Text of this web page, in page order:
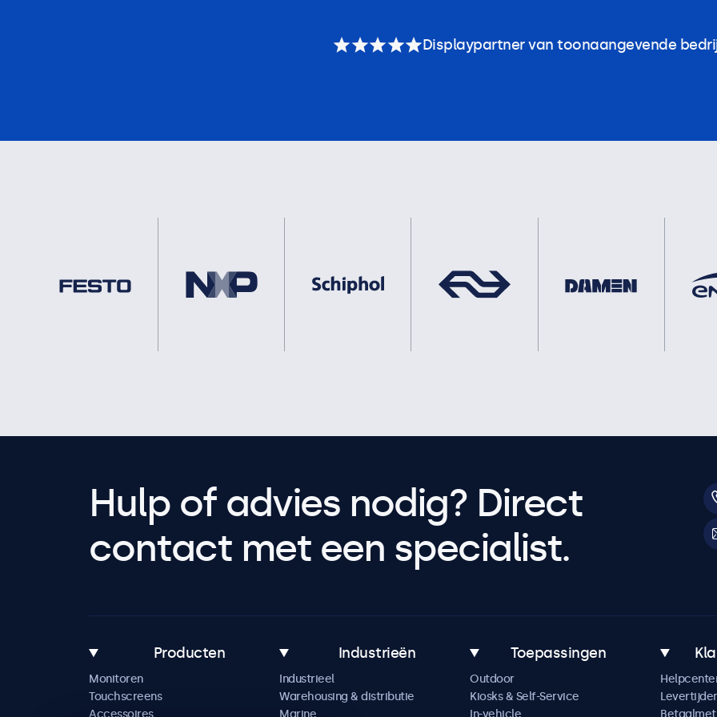
Displaypartner van toonaangevende
Hulp of advies nodig? Direct
contact met een specialist.
Producten
Monitoren
Touchscreens
Industrieën
Industrieel
Warehousing & distributie
Toepassingen
Outdoor
Kiosks & Self-Service